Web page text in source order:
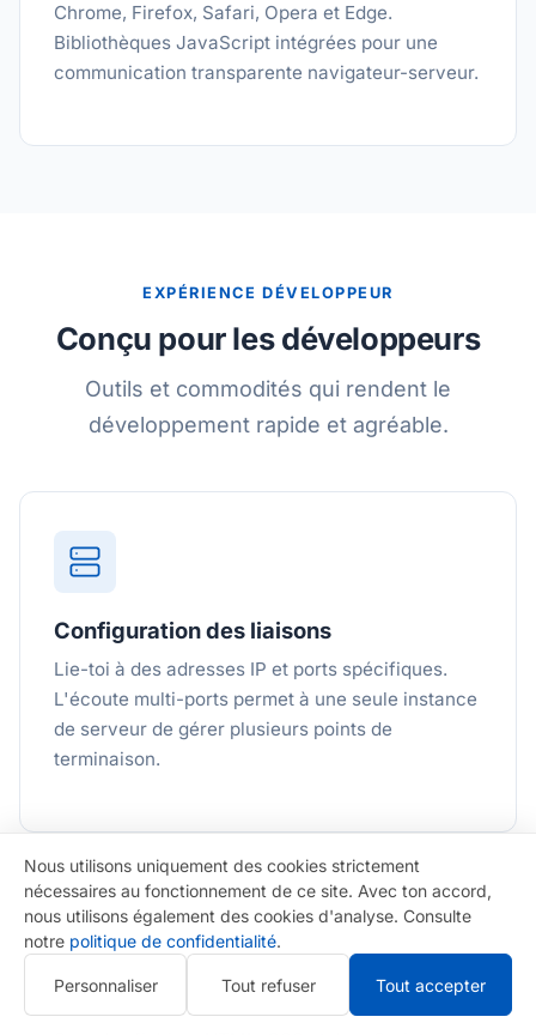
Chrome, Firefox, Safari, Opera et Edge.
Bibliothèques JavaScript intégrées pour une
communication transparente navigateur-serveur.
EXPÉRIENCE DÉVELOPPEUR
Conçu pour les développeurs
Outils et commodités qui rendent le
développement rapide et agréable.
Configuration des liaisons
Lie-toi à des adresses IP et ports spécifiques.
L'écoute multi-ports permet à une seule instance
de serveur de gérer plusieurs points de
terminaison.
DocumentRoot
Nous utilisons uniquement des cookies strictement
nécessaires au fonctionnement de ce site. Avec ton accord,
nous utilisons également des cookies d'analyse. Consulte
notre politique de confidentialité.
Personnaliser Tout refuser Tout accepter